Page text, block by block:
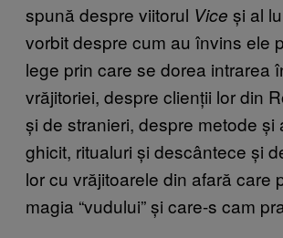
spună despre viitorul Vice și al
vorbit despre cum au învins ele
lege prin care se dorea intrarea
vrăjitoriei, despre clienții lor din
și de stranieri, despre metode și
ghicit, ritualuri și descântece și
lor cu vrăjitoarele din afară care
magia “vudului” și care-s cam